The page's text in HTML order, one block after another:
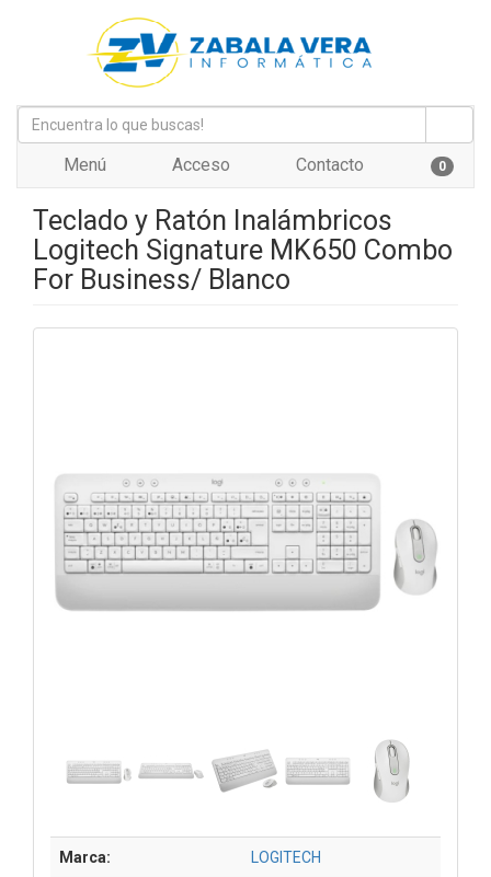
Menú Acceso Contacto 0
Teclado y Ratón Inalámbricos
Logitech Signature MK650 Combo
For Business/ Blanco
Marca: LOGITECH